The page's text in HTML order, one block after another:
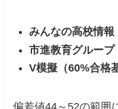
みんなの高校情報
市進教育グループ
V模擬（60%合格